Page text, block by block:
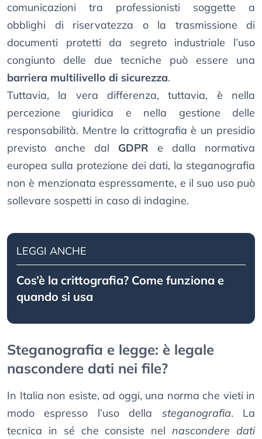
comunicazioni tra professionisti soggette a
obblighi di riservatezza o la trasmissione di
documenti protetti da segreto industriale l’uso
congiunto delle due tecniche può essere una
barriera multilivello di sicurezza.
Tuttavia, la vera differenza, tuttavia, è nella
percezione giuridica e nella gestione delle
responsabilità. Mentre la crittografia è un presidio
previsto anche dal GDPR e dalla normativa
europea sulla protezione dei dati, la steganografia
non è menzionata espressamente, e il suo uso può
sollevare sospetti in caso di indagine.
LEGGI ANCHE
Cos’è la crittografia? Come funziona e
quando si usa
Steganografia e legge: è legale
nascondere dati nei file?
In Italia non esiste, ad oggi, una norma che vieti in
modo espresso l’uso della steganografia. La
tecnica in sé che consiste nelnascondere dati